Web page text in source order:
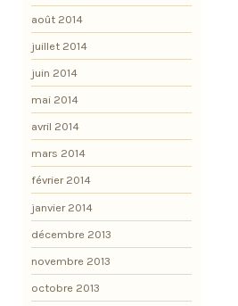
août 2014
juillet 2014
juin 2014
mai 2014
avril 2014
mars 2014
février 2014
janvier 2014
décembre 2013
novembre 2013
octobre 2013